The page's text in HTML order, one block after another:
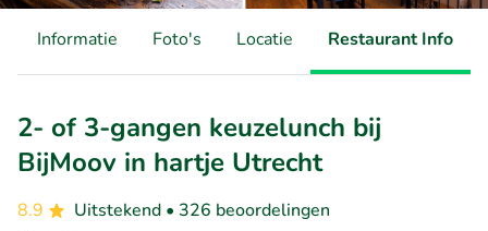
Informatie Foto's Locatie Restaurant Info
2- of 3-gangen keuzelunch bij
BijMoov in hartje Utrecht
8.9 Uitstekend • 326 beoordelingen